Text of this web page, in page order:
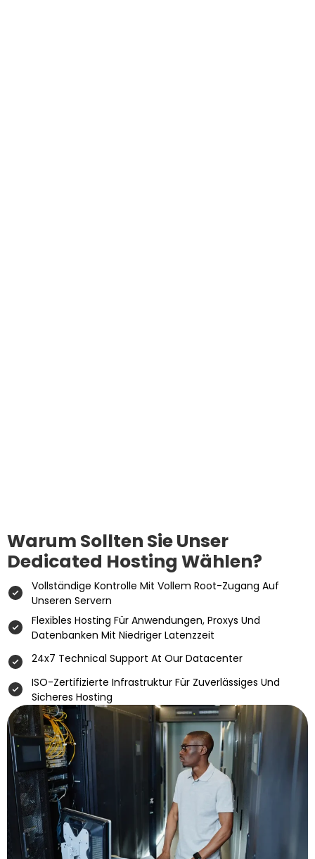
Warum Sollten Sie Unser
Dedicated Hosting Wählen?
Vollständige Kontrolle Mit Vollem Root-Zugang Auf
Unseren Servern
Flexibles Hosting Für Anwendungen, Proxys Und
Datenbanken Mit Niedriger Latenzzeit
24x7 Technical Support At Our Datacenter
ISO-Zertifizierte Infrastruktur Für Zuverlässiges Und
Sicheres Hosting